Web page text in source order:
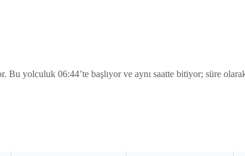
yolculuk 06:44’te başlıyor ve aynı saatte bitiyor; süre